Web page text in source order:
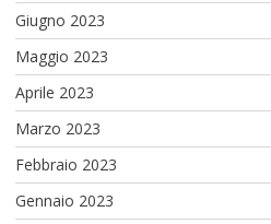
Giugno 2023
Maggio 2023
Aprile 2023
Marzo 2023
Febbraio 2023
Gennaio 2023